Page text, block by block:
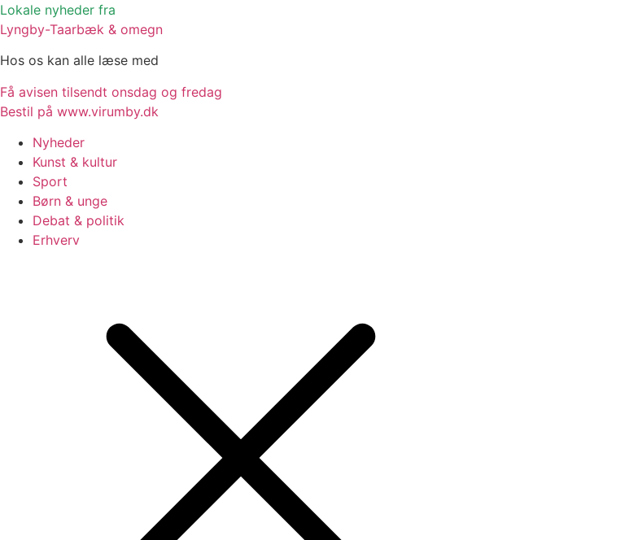
Lokale nyheder fra
Lyngby-Taarbæk & omegn
Hos os kan alle læse med
Få avisen tilsendt onsdag og fredag
Bestil på www.virumby.dk
Nyheder
Kunst & kultur
Sport
Børn & unge
Debat & politik
Erhverv